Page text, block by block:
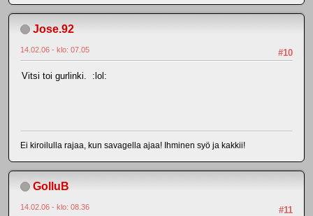
Jose.92
#10
14.02.06 - klo: 07.05
Vitsi toi gurlinki. :lol:
Ei kiroilulla rajaa, kun savagella ajaa! Ihminen syö ja kakkii!
GolluB
#11
14.02.06 - klo: 08.36